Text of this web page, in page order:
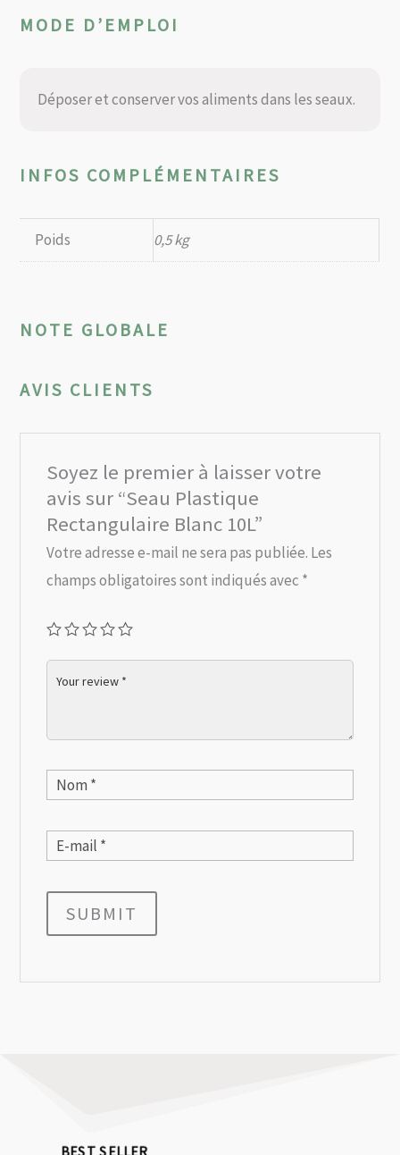
MODE D’EMPLOI
Déposer et conserver vos aliments dans les seaux.
INFOS COMPLÉMENTAIRES
Poids 0,5 kg
NOTE GLOBALE
AVIS CLIENTS
Soyez le premier à laisser votre
avis sur “Seau Plastique
Rectangulaire Blanc 10L”
Votre adresse e-mail ne sera pas publiée. Les
champs obligatoires sont indiqués avec *
SUBMIT